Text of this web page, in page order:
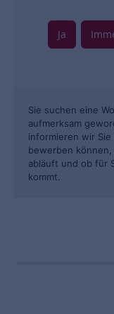
Ja
Sie suchen eine
aufmerksam
informieren wir
bewerben
abläuft und ob für
kommt.